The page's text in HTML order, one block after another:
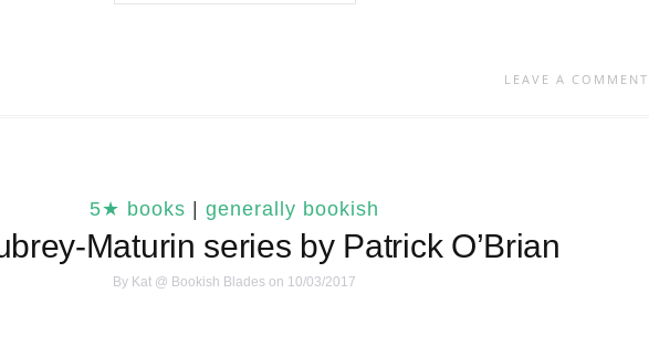
LEAVE A COMMENT
5★ books | generally bookish
Maturin series by Patrick O’Brian
By Kat @ Bookish Blades on 10/03/2017